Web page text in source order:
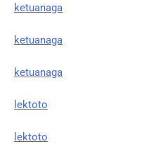
ketuanaga
ketuanaga
ketuanaga
lektoto
lektoto